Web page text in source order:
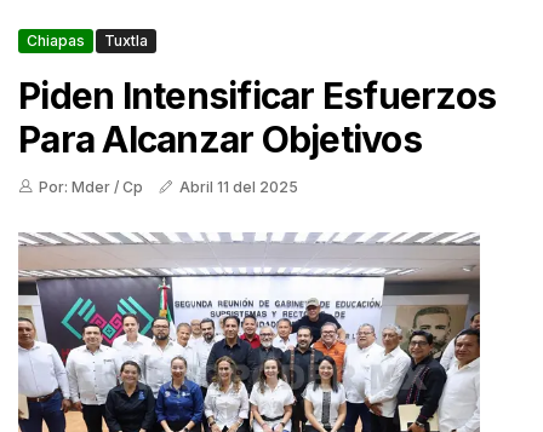
Chiapas Tuxtla
Piden Intensificar Esfuerzos
Para Alcanzar Objetivos
Por: Mder / Cp Abril 11 del 2025